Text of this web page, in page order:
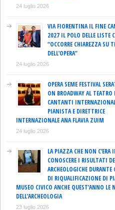
24 luglio 2026
VIA FIORENTINA IL FINE
2027 IL POLO DELLE LISTE
“OCCORRE CHIAREZZA SU
DELL’OPERA”
24 luglio 2026
OPERA SEME FESTIVAL
ON BROADWAY AL TEATRO
CANTANTI
PIANISTA E DIRETTRICE
INTERNAZIONALE ANA FLAVIA ZUIM
24 luglio 2026
LA PIAZZA CHE NON
CONOSCERE I RISULTATI
ARCHEOLOGICHE
DI RIQUALIFICAZIONE DI
MUSEO CIVICO ANCHE QUEST’ANNO LE
DELL’ARCHEOLOGIA
23 luglio 2026